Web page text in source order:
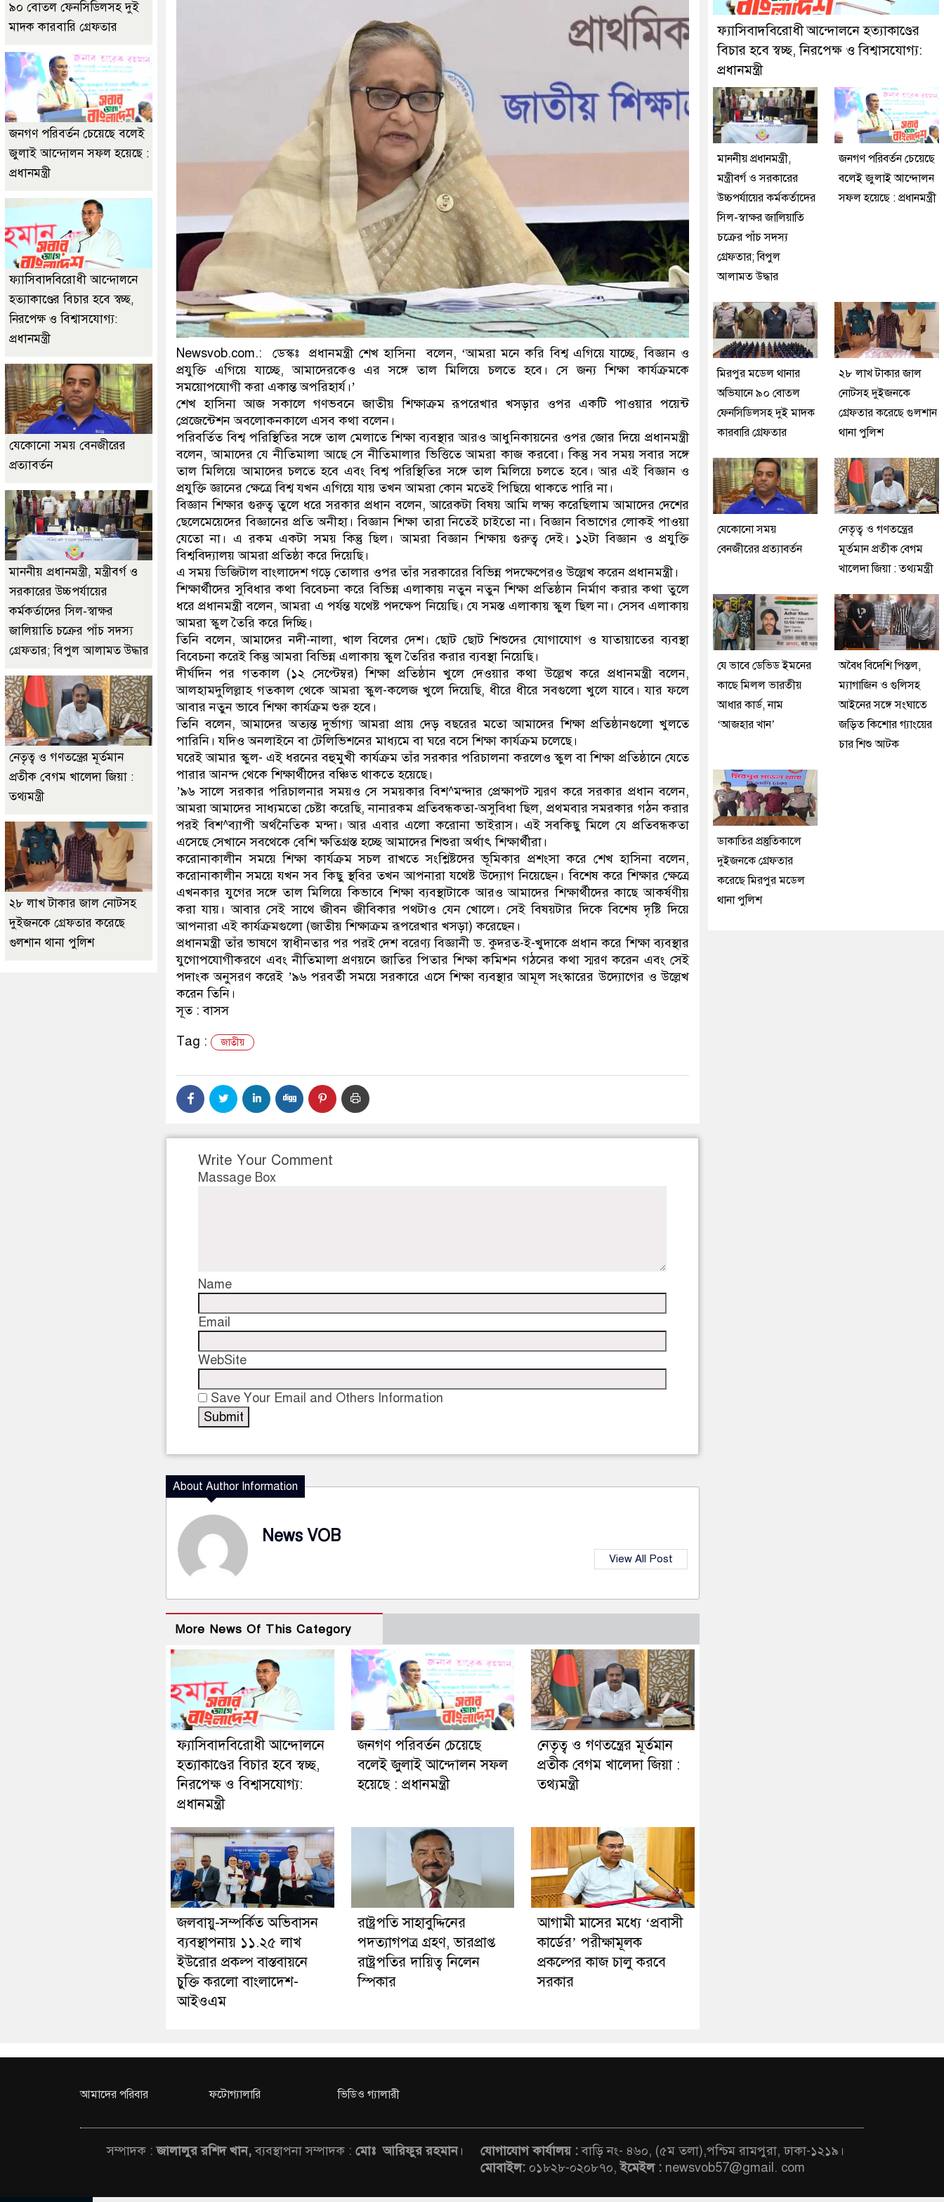
ডাকাতির প্রস্তুতিকালে দুইজনকে গ্রেফতার করেছে মিরপুর মডেল থানা পুলিশ
Newsvob.com.: ডেস্কঃ প্রধানমন্ত্রী শেখ হাসিনা বলেন, ‘আমরা মনে করি বিশ্ব এগিয়ে যাচ্ছে, বিজ্ঞান ও
প্রযুক্তি এগিয়ে যাচ্ছে, আমাদেরকেও এর সঙ্গে তাল মিলিয়ে চলতে হবে। সে জন্য শিক্ষা কার্যক্রমকে
সময়োপযোগী করা একান্ত অপরিহার্য।’
শেখ হাসিনা আজ সকালে গণভবনে জাতীয় শিক্ষাক্রম রূপরেখার খসড়ার ওপর একটি পাওয়ার পয়েন্ট
প্রেজেন্টেশন অবলোকনকালে এসব কথা বলেন।
পরিবর্তিত বিশ্ব পরিস্থিতির সঙ্গে তাল মেলাতে শিক্ষা ব্যবস্থার আরও আধুনিকায়নের ওপর জোর দিয়ে প্রধানমন্ত্রী
বলেন, আমাদের যে নীতিমালা আছে সে নীতিমালার ভিত্তিতে আমরা কাজ করবো। কিন্তু সব সময় সবার সঙ্গে
তাল মিলিয়ে আমাদের চলতে হবে এবং বিশ্ব পরিস্থিতির সঙ্গে তাল মিলিয়ে চলতে হবে। আর এই বিজ্ঞান ও
প্রযুক্তি জ্ঞানের ক্ষেত্রে বিশ্ব যখন এগিয়ে যায় তখন আমরা কোন মতেই পিছিয়ে থাকতে পারি না।
বিজ্ঞান শিক্ষার গুরুত্ব তুলে ধরে সরকার প্রধান বলেন, আরেকটা বিষয় আমি লক্ষ্য করেছিলাম আমাদের দেশের
ছেলেমেয়েদের বিজ্ঞানের প্রতি অনীহা। বিজ্ঞান শিক্ষা তারা নিতেই চাইতো না। বিজ্ঞান বিভাগের লোকই পাওয়া
যেতো না। এ রকম একটা সময় কিন্তু ছিল। আমরা বিজ্ঞান শিক্ষায় গুরুত্ব দেই। ১২টা বিজ্ঞান ও প্রযুক্তি
বিশ্ববিদ্যালয় আমরা প্রতিষ্ঠা করে দিয়েছি।
এ সময় ডিজিটাল বাংলাদেশ গড়ে তোলার ওপর তাঁর সরকারের বিভিন্ন পদক্ষেপেরও উল্লেখ করেন প্রধানমন্ত্রী।
শিক্ষার্থীদের সুবিধার কথা বিবেচনা করে বিভিন্ন এলাকায় নতুন নতুন শিক্ষা প্রতিষ্ঠান নির্মাণ করার কথা তুলে
ধরে প্রধানমন্ত্রী বলেন, আমরা এ পর্যন্ত যথেষ্ট পদক্ষেপ নিয়েছি। যে সমস্ত এলাকায় স্কুল ছিল না। সেসব এলাকায়
আমরা স্কুল তৈরি করে দিচ্ছি।
তিনি বলেন, আমাদের নদী-নালা, খাল বিলের দেশ। ছোট ছোট শিশুদের যোগাযোগ ও যাতায়াতের ব্যবস্থা
বিবেচনা করেই কিন্তু আমরা বিভিন্ন এলাকায় স্কুল তৈরির করার ব্যবস্থা নিয়েছি।
দীর্ঘদিন পর গতকাল (১২ সেপ্টেম্বর) শিক্ষা প্রতিষ্ঠান খুলে দেওয়ার কথা উল্লেখ করে প্রধানমন্ত্রী বলেন,
আলহামদুলিল্লাহ গতকাল থেকে আমরা স্কুল-কলেজ খুলে দিয়েছি, ধীরে ধীরে সবগুলো খুলে যাবে। যার ফলে
আবার নতুন ভাবে শিক্ষা কার্যক্রম শুরু হবে।
তিনি বলেন, আমাদের অত্যন্ত দুর্ভাগ্য আমরা প্রায় দেড় বছরের মতো আমাদের শিক্ষা প্রতিষ্ঠানগুলো খুলতে
পারিনি। যদিও অনলাইনে বা টেলিভিশনের মাধ্যমে বা ঘরে বসে শিক্ষা কার্যক্রম চলেছে।
ঘরেই আমার স্কুল- এই ধরনের বহুমুখী কার্যক্রম তাঁর সরকার পরিচালনা করলেও স্কুল বা শিক্ষা প্রতিষ্ঠানে যেতে
পারার আনন্দ থেকে শিক্ষার্থীদের বঞ্চিত থাকতে হয়েছে।
’৯৬ সালে সরকার পরিচালনার সময়ও সে সময়কার বিশ^মন্দার প্রেক্ষাপট স্মরণ করে সরকার প্রধান বলেন,
আমরা আমাদের সাধ্যমতো চেষ্টা করেছি, নানারকম প্রতিবন্ধকতা-অসুবিধা ছিল, প্রথমবার সমরকার গঠন করার
পরই বিশ^ব্যাপী অর্থনৈতিক মন্দা। আর এবার এলো করোনা ভাইরাস। এই সবকিছু মিলে যে প্রতিবন্ধকতা
এসেছে সেখানে সবথেকে বেশি ক্ষতিগ্রস্ত হচ্ছে আমাদের শিশুরা অর্থাৎ শিক্ষার্থীরা।
করোনাকালীন সময়ে শিক্ষা কার্যক্রম সচল রাখতে সংশ্লিষ্টদের ভূমিকার প্রশংসা করে শেখ হাসিনা বলেন,
করোনাকালীন সময়ে যখন সব কিছু স্থবির তখন আপনারা যথেষ্ট উদ্যোগ নিয়েছেন। বিশেষ করে শিক্ষার ক্ষেত্রে
এখনকার যুগের সঙ্গে তাল মিলিয়ে কিভাবে শিক্ষা ব্যবস্থাটাকে আরও আমাদের শিক্ষার্থীদের কাছে আকর্ষণীয়
করা যায়। আবার সেই সাথে জীবন জীবিকার পথটাও যেন খোলে। সেই বিষয়টার দিকে বিশেষ দৃষ্টি দিয়ে
আপনারা এই কার্যক্রমগুলো (জাতীয় শিক্ষাক্রম রূপরেখার খসড়া) করেছেন।
প্রধানমন্ত্রী তাঁর ভাষণে স্বাধীনতার পর পরই দেশ বরেণ্য বিজ্ঞানী ড. কুদরত-ই-খুদাকে প্রধান করে শিক্ষা ব্যবস্থার
যুগোপযোগীকরণে এবং নীতিমালা প্রণয়নে জাতির পিতার শিক্ষা কমিশন গঠনের কথা স্মরণ করেন এবং সেই
পদাংক অনুসরণ করেই ’৯৬ পরবর্তী সময়ে সরকারে এসে শিক্ষা ব্যবস্থার আমূল সংস্কারের উদ্যোগের ও উল্লেখ
করেন তিনি।
সূত : বাসস
Tag :
জাতীয়
Write Your Comment
Massage Box
Name
Email
WebSite
Save Your Email and Others Information
About Author Information
News VOB
View All Post
More News Of This Category
ফ্যাসিবাদবিরোধী আন্দোলনে
হত্যাকাণ্ডের বিচার হবে স্বচ্ছ,
নিরপেক্ষ ও বিশ্বাসযোগ্য:
প্রধানমন্ত্রী
জনগণ পরিবর্তন চেয়েছে
বলেই জুলাই আন্দোলন সফল
হয়েছে : প্রধানমন্ত্রী
নেতৃত্ব ও গণতন্ত্রের মূর্তমান
প্রতীক বেগম খালেদা জিয়া :
তথ্যমন্ত্রী
জলবায়ু-সম্পর্কিত অভিবাসন
ব্যবস্থাপনায় ১১.২৫ লাখ
ইউরোর প্রকল্প বাস্তবায়নে
চুক্তি করলো বাংলাদেশ-
আইওএম
রাষ্ট্রপতি সাহাবুদ্দিনের
পদত্যাগপত্র গ্রহণ, ভারপ্রাপ্ত
রাষ্ট্রপতির দায়িত্ব নিলেন
স্পিকার
আগামী মাসের মধ্যে ‘প্রবাসী
কার্ডের’ পরীক্ষামূলক
প্রকল্পের কাজ চালু করবে
সরকার
৯০ বোতল ফেনসিডিলসহ দুই
মাদক কারবারি গ্রেফতার
জনগণ পরিবর্তন চেয়েছে বলেই
জুলাই আন্দোলন সফল হয়েছে :
প্রধানমন্ত্রী
ফ্যাসিবাদবিরোধী আন্দোলনে
হত্যাকাণ্ডের বিচার হবে স্বচ্ছ,
নিরপেক্ষ ও বিশ্বাসযোগ্য:
প্রধানমন্ত্রী
যেকোনো সময় বেনজীরের
প্রত্যাবর্তন
মাননীয় প্রধানমন্ত্রী, মন্ত্রীবর্গ ও
সরকারের উচ্চপর্যায়ের
কর্মকর্তাদের সিল-স্বাক্ষর
জালিয়াতি চক্রের পাঁচ সদস্য
গ্রেফতার; বিপুল আলামত উদ্ধার
নেতৃত্ব ও গণতন্ত্রের মূর্তমান
প্রতীক বেগম খালেদা জিয়া :
তথ্যমন্ত্রী
২৮ লাখ টাকার জাল নোটসহ
দুইজনকে গ্রেফতার করেছে
গুলশান থানা পুলিশ
ফ্যাসিবাদবিরোধী আন্দোলনে হত্যাকাণ্ডের
বিচার হবে স্বচ্ছ, নিরপেক্ষ ও বিশ্বাসযোগ্য:
প্রধানমন্ত্রী
মাননীয় প্রধানমন্ত্রী,
মন্ত্রীবর্গ ও সরকারের
উচ্চপর্যায়ের কর্মকর্তাদের
সিল-স্বাক্ষর জালিয়াতি
চক্রের পাঁচ সদস্য
গ্রেফতার; বিপুল
আলামত উদ্ধার
জনগণ পরিবর্তন চেয়েছে
বলেই জুলাই আন্দোলন
সফল হয়েছে : প্রধানমন্ত্রী
মিরপুর মডেল থানার
অভিযানে ৯০ বোতল
ফেনসিডিলসহ দুই মাদক
কারবারি গ্রেফতার
২৮ লাখ টাকার জাল
নোটসহ দুইজনকে
গ্রেফতার করেছে গুলশান
থানা পুলিশ
যেকোনো সময়
বেনজীরের প্রত্যাবর্তন
নেতৃত্ব ও গণতন্ত্রের
মূর্তমান প্রতীক বেগম
খালেদা জিয়া : তথ্যমন্ত্রী
যে ভাবে ডেভিড ইমনের
কাছে মিলল ভারতীয়
আধার কার্ড, নাম
‘আজহার খান’
অবৈধ বিদেশি পিস্তল,
ম্যাগাজিন ও গুলিসহ
আইনের সঙ্গে সংঘাতে
জড়িত কিশোর গ্যাংয়ের
চার শিশু আটক
ডাকাতির প্রস্তুতিকালে
দুইজনকে গ্রেফতার
করেছে মিরপুর মডেল
থানা পুলিশ
আমাদের পরিবার ফটোগ্যালারি ভিডিও গ্যালারী
সম্পাদক :জালালুর রশিদ খান,ব্যবস্থাপনা সম্পাদক : মোঃ আরিফুর রহমান। যোগাযোগ কার্যালয় :বাড়ি নং- ৪৬০, (৫ম তলা),পশ্চিম রামপুরা, ঢাকা-১২১৯।
মোবাইল: ০১৮২৮-০২০৮৭০,ইমেইল : newsvob57@gmail. com